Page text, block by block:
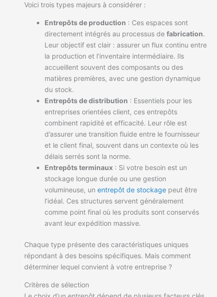
Voici trois types majeurs à considérer :
Entrepôts de production : Ces espaces sont
directement intégrés au processus de fabrication.
Leur objectif est clair : assurer un flux continu entre
la production et l’inventaire intermédiaire. Ils
accueillent souvent des composants ou des
matières premières, avec une gestion dynamique
du stock.
Entrepôts de distribution : Essentiels pour les
entreprises orientées client, ces entrepôts
combinent rapidité et efficacité. Leur rôle est
d’assurer une transition fluide entre le fournisseur
et le client final, souvent dans un contexte où les
délais serrés sont la norme.
Entrepôts terminaux : Si votre besoin est un
stockage longue durée ou une gestion
volumineuse, un entrepôt de stockage peut être
l’idéal. Ces structures servent généralement
comme point final où les produits sont conservés
avant leur expédition massive.
Chaque type présente des caractéristiques uniques
répondant à des besoins spécifiques. Mais comment
déterminer lequel convient à votre entreprise ?
Critères de sélection